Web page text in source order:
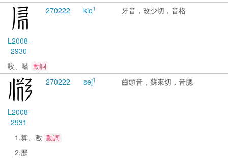
L2008-
2930
270222 kio̱1 牙音，改少切，音格
咬、嚙 動詞
L2008-
2931
270222 sej1 齒頭音，蘇來切，音腮
1.算、數 動詞
2.歷